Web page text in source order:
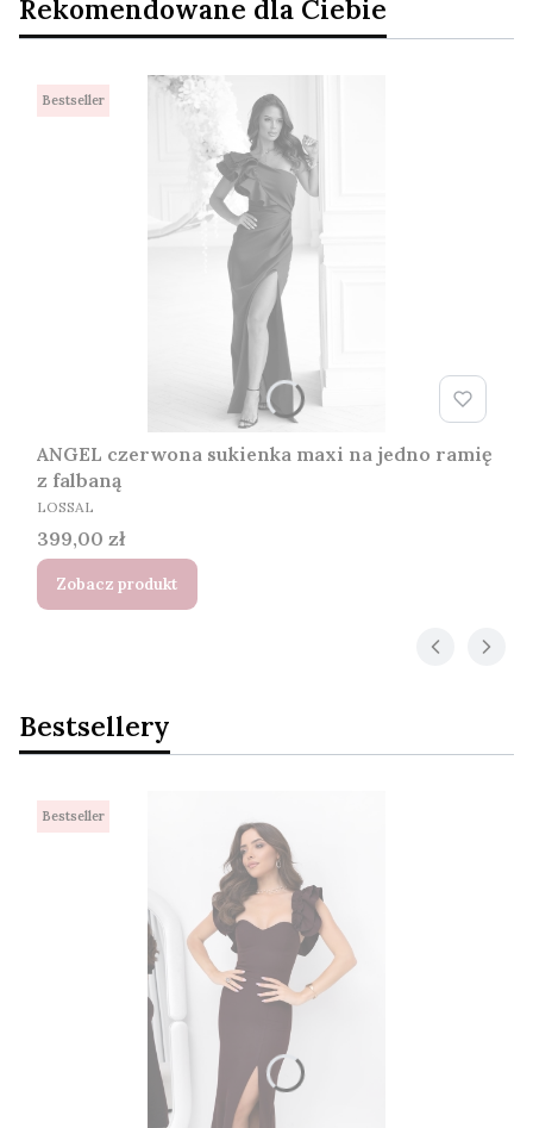
Rekomendowane dla Ciebie
Bestseller
ANGEL czerwona sukienka maxi na jedno ramię
z falbaną
PRODUCENT
LOSSAL
Cena
399,00 zł
Zobacz produkt
Bestsellery
Bestseller